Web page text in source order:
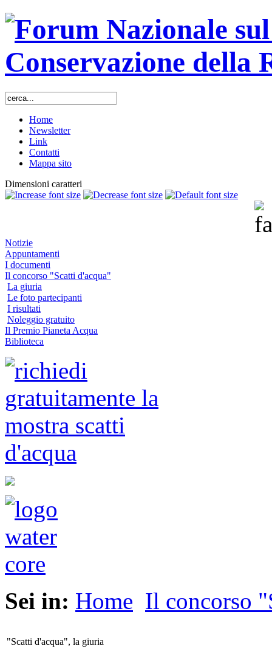
Home
Newsletter
Link
Contatti
Mappa sito
Dimensioni caratteri
Notizie
Appuntamenti
I documenti
Il concorso "Scatti d'acqua"
La giuria
Le foto partecipanti
I risultati
Noleggio gratuito
Il Premio Pianeta Acqua
Biblioteca
Sei in: Home Il concorso
"Scatti d'acqua", la giuria